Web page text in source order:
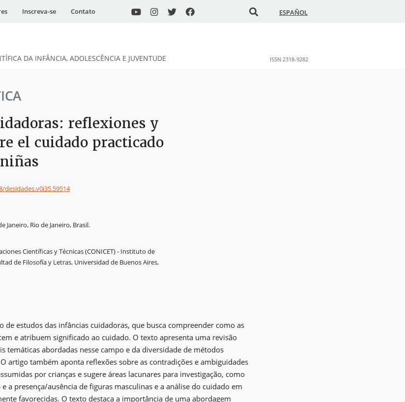
Inscreva-se Contato ESPAÑOL
DA INFÂNCIA, ADOLESCÊNCIA E JUVENTUDE ISSN 2318-9282
reflexiones y
el cuidado practicado
Janeiro, Rio de Janeiro, Brasil.
Científicas y Técnicas (CONICET) - Instituto de
de Filosofía y Letras, Universidad de Buenos Aires,
de estudos das infâncias cuidadoras, que busca compreender como as
e atribuem significado ao cuidado. O texto apresenta uma revisão
temáticas abordadas nesse campo e da diversidade de métodos
artigo também aponta reflexões sobre as contradições e ambiguidades
por crianças e sugere áreas lacunares para investigação, como
a presença/ausência de figuras masculinas e a análise do cuidado em
favorecidas. O texto destaca a importância de uma abordagem